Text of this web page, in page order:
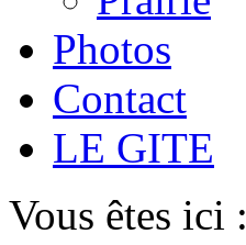
Photos
Contact
LE GITE
Vous êtes ici :